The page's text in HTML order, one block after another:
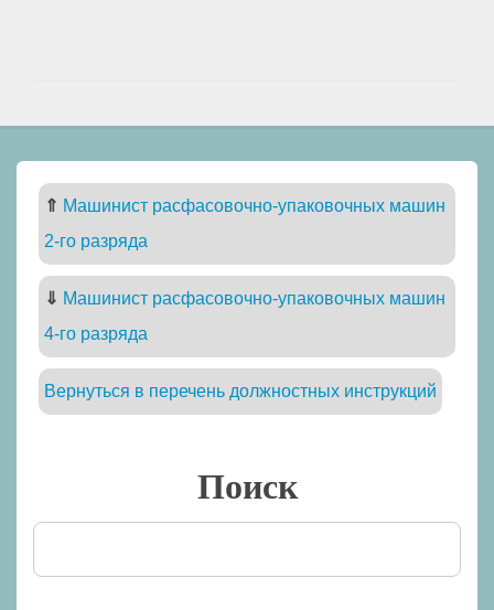
⇑ Машинист расфасовочно-упаковочных машин
2-го разряда
⇓ Машинист расфасовочно-упаковочных машин
4-го разряда
Вернуться в перечень должностных инструкций
Поиск